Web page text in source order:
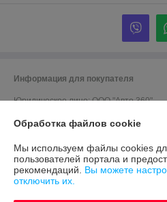
Информация для покупателя
Юридическое лицо:ООО "Авто 360"
Регистрационный номер ЕГР:
УНП: 191635176
Регистрационный орган:
Обработка файлов cookie
Мы используем файлы cookies
пользователей портала и
рекомендаций. Вы можете
отключить их.